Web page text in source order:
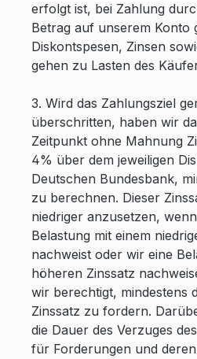
erfolgt ist, bei Zahlung
Betrag auf unserem Konto
Diskontspesen, Zinsen
gehen zu Lasten des
3. Wird das Zahlungsziel
überschritten, haben wir
Zeitpunkt ohne Mahnung
4% über dem jeweiligen
Deutschen Bundesbank,
zu berechnen. Dieser
niedriger anzusetzen,
Belastung mit einem
nachweist oder wir eine
höheren Zinssatz
wir berechtigt, mindestens
Zinssatz zu fordern.
die Dauer des Verzuges
für Forderungen und